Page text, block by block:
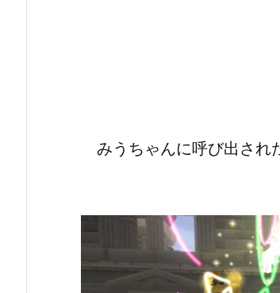
みうちゃんに呼び出され